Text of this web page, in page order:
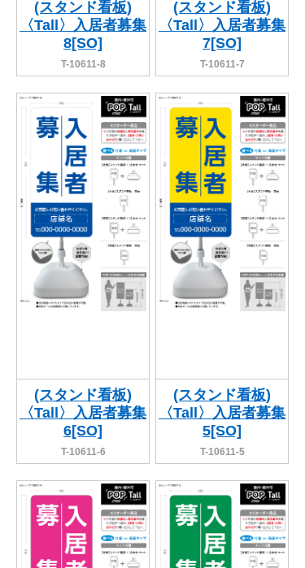
(スタンド看板)
〈Tall〉入居者募集
8[SO]
T-10611-8
(スタンド看板)
〈Tall〉入居者募集
7[SO]
T-10611-7
(スタンド看板)
〈Tall〉入居者募集
6[SO]
T-10611-6
(スタンド看板)
〈Tall〉入居者募集
5[SO]
T-10611-5